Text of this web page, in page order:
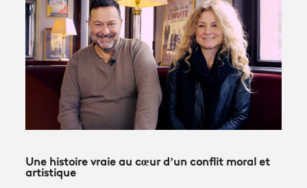
Une histoire vraie au cœur d’un conflit moral et
artistique